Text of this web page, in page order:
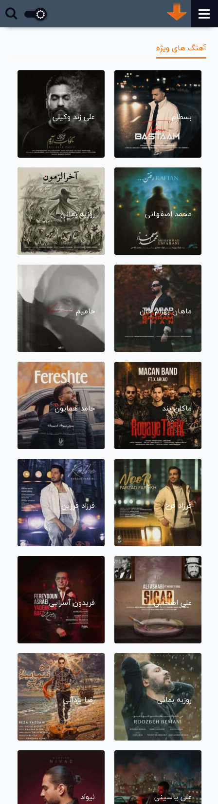
آهنگ های ویژه
بسطام علی زند وکیلی
محمد اصفهانی روزبه بمانی
ماهان بهرام خان حامیم
ماکان بند حامد همایون
فرزاد فرخ فرزاد فرزین
علی اصحابی فریدون آسرایی
روزبه بمانی رضا یزدانی
علی یاسینی نیواد